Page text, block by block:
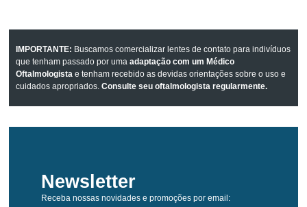
IMPORTANTE: Buscamos comercializar lentes de contato para indivíduos
que tenham passado por umaadaptação com um Médico
Oftalmologista e tenham recebido as devidas orientações sobre o uso e
cuidados apropriados.Consulte seu oftalmologista regularmente.
Newsletter
Receba nossas novidades e promoções por email: